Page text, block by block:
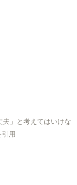
」と考えてはいけな
用